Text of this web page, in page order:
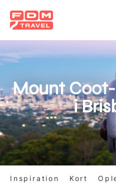
til
hovedindhold
Mount
i
Inspiration Kort